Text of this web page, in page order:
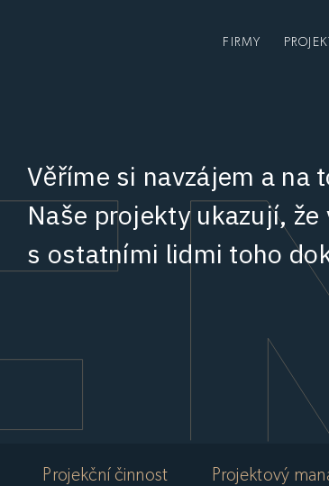
FIRMY
Věříme si navzájem a na
Naše projekty ukazují, že
s ostatními lidmi toho
Projekční činnost Projektový